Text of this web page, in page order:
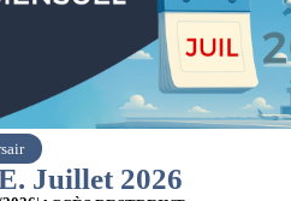
Grève chez easyJet